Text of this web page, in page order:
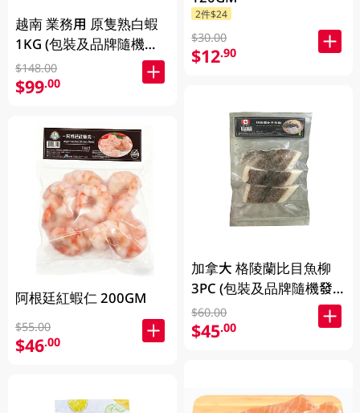
越南 業務用 原隻熟白蝦
1KG (包裝及品牌隨機發
放)
$148.00
$99.00
阿根廷紅蝦仁 200GM
$55.00
$46.00
2件$24
$30.00
$12.90
加拿大 格陵蘭比目魚柳
3PC (包裝及品牌隨機發
放)
$60.00
$45.00